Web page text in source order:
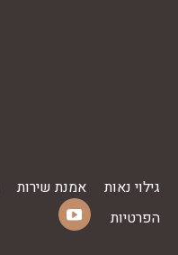
גילוי נאות אמנת שירות
הפרטיות
YouTube